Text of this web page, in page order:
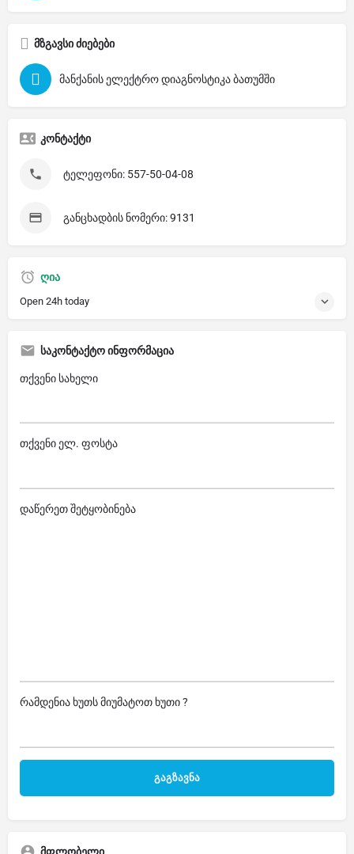
მზგავსი ძიებები
მანქანის ელექტრო დიაგნოსტიკა ბათუმში
კონტაქტი
ტელეფონი: 557-50-04-08
განცხადბის ნომერი: 9131
ღია
Open 24h today
საკონტაქტო ინფორმაცია
თქვენი სახელი
თქვენი ელ. ფოსტა
დაწერეთ შეტყობინება
რამდენია ხუთს მიუმატოთ ხუთი ?
მფლობელი